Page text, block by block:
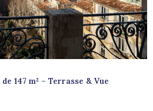
147 m² – Terrasse & Vue